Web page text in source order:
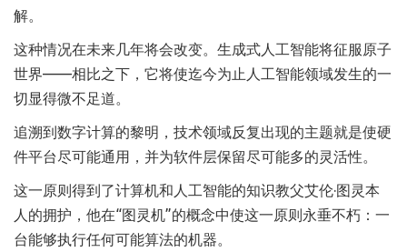
解。
这种情况在未来几年将会改变。生成式人工智能将征服原子
世界——相比之下，它将使迄今为止人工智能领域发生的一
切显得微不足道。
追溯到数字计算的黎明，技术领域反复出现的主题就是使硬
件平台尽可能通用，并为软件层保留尽可能多的灵活性。
这一原则得到了计算机和人工智能的知识教父艾伦·图灵本
人的拥护，他在“图灵机”的概念中使这一原则永垂不朽：一
台能够执行任何可能算法的机器。